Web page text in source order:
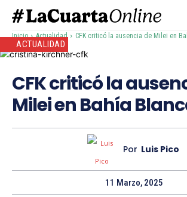
Inicio Actualidad CFK criticó la ausencia de Milei en
ACTUALIDAD
CFK criticó la
Milei en Bahía
Por Luis Pico
11 Marzo, 2025